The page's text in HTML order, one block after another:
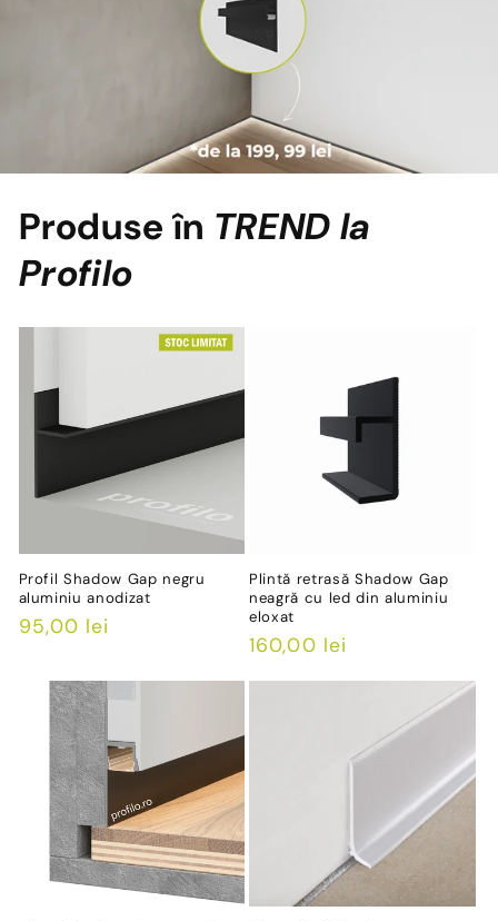
Produse în TREND la
Profilo
Profil Shadow Gap negru
aluminiu anodizat
Preț
95,00 lei
Plintă retrasă Shadow Gap
neagră cu led din aluminiu
eloxat
Preț
160,00 lei